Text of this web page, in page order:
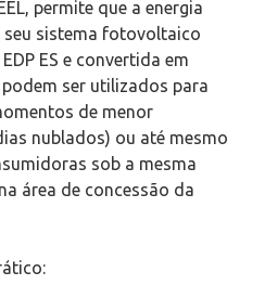
permite que a energia
seu sistema fotovoltaico
ES e convertida em
ser utilizados para
de menor
nublados) ou até mesmo
sob a mesma
área de concessão da